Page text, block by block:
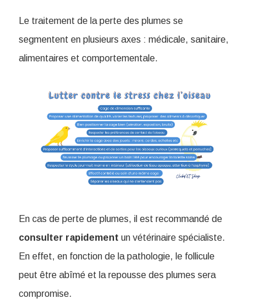
Le traitement de la perte des plumes se
segmentent en plusieurs axes : médicale, sanitaire,
alimentaires et comportementale.
En cas de perte de plumes, il est recommandé de
consulter rapidement un vétérinaire spécialiste.
En effet, en fonction de la pathologie, le follicule
peut être abîmé et la repousse des plumes sera
compromise.